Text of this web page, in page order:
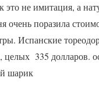
это не имитация, а
очень поразила
Испанские
целых 335 долларов.
шарик